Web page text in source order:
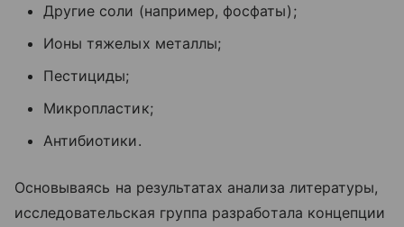
Другие соли (например, фосфаты);
Ионы тяжелых металлы;
Пестициды;
Микропластик;
Антибиотики.
Основываясь на результатах анализа литературы,
исследовательская группа разработала концепции